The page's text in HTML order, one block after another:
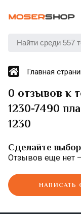
Главная
0 отзывов к
1230-7490
1230
Сделайте
Отзывов еще нет
НАПИСАТЬ